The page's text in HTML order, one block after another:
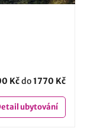
Kčdo1770 Kč
ubytování